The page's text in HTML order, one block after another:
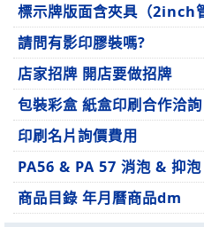
標示牌版面含夾具（2inch
請問有影印膠裝嗎?
店家招牌 開店要做招牌
包裝彩盒 紙盒印刷合作洽詢
印刷名片詢價費用
PA56 & PA 57 消泡 & 抑
商品目錄 年月曆商品dm